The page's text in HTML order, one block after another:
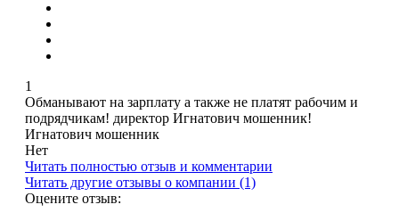
1
Обманывают на зарплату а также не платят рабочим и
подрядчикам! директор Игнатович мошенник!
Игнатович мошенник
Нет
Читать полностью отзыв и комментарии
Читать другие отзывы о компании (1)
Оцените отзыв: